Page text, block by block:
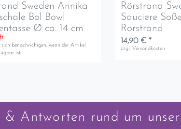
Sweden Annika
Bol Bowl
Ø ca. 14 cm
sich benachrichigen, wenn der Artikel
ist.
Rörstrand
Sauciere
Rorstrand
14,90 € *
zzgl. Versandkosten
& Antworten rund um